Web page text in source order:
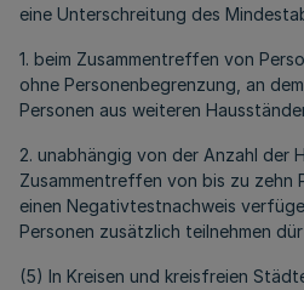
eine Unterschreitung des
1. beim Zusammentreffen von
ohne Personenbegrenzung, an
Personen aus weiteren
2. unabhängig von der Anzahl der
Zusammentreffen von bis zu zehn
einen Negativtestnachweis
Personen zusätzlich teilnehmen
(5) In Kreisen und kreisfreien